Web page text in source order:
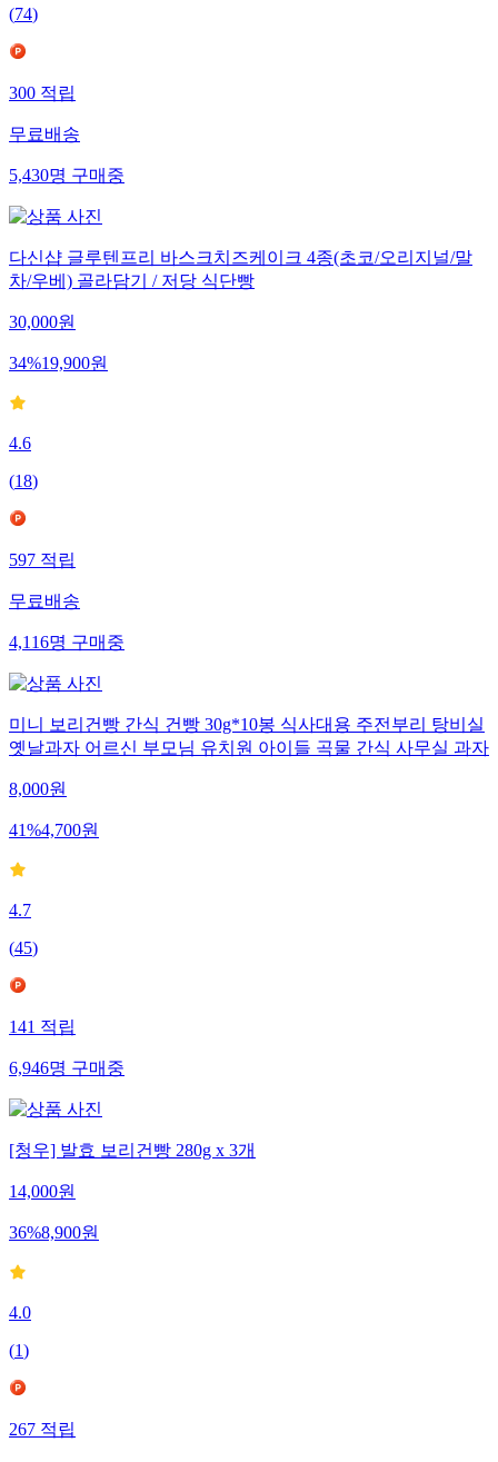
(74)
300적립
무료배송
5,430명구매중
다신샵 글루텐프리 바스크치즈케이크 4종(초코/오리지널/말
차/우베) 골라담기 / 저당 식단빵
30,000원
34%19,900원
4.6
(18)
597적립
무료배송
4,116명구매중
미니 보리건빵 간식 건빵 30g*10봉 식사대용 주전부리 탕비실
옛날과자 어르신 부모님 유치원 아이들 곡물 간식 사무실 과자
8,000원
41%4,700원
4.7
(45)
141적립
6,946명구매중
[청우] 발효 보리건빵 280g x 3개
14,000원
36%8,900원
4.0
(1)
267적립